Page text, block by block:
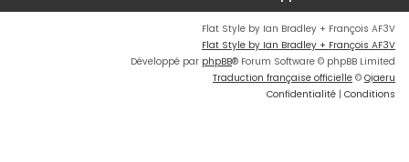
Flat Style by Ian Bradley + François AF3V
Flat Style by Ian Bradley + François AF3V
Développé par phpBB® Forum Software © phpBB Limited
Traduction française officielle © Qiaeru
Confidentialité | Conditions